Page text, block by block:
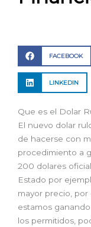
FACEBOOK
LINKEDIN
Que es el Dolar
El nuevo dolar
de hacerse con
procedimiento a
200 dolares
Estado por
mayor precio, por
estamos
los permitidos,